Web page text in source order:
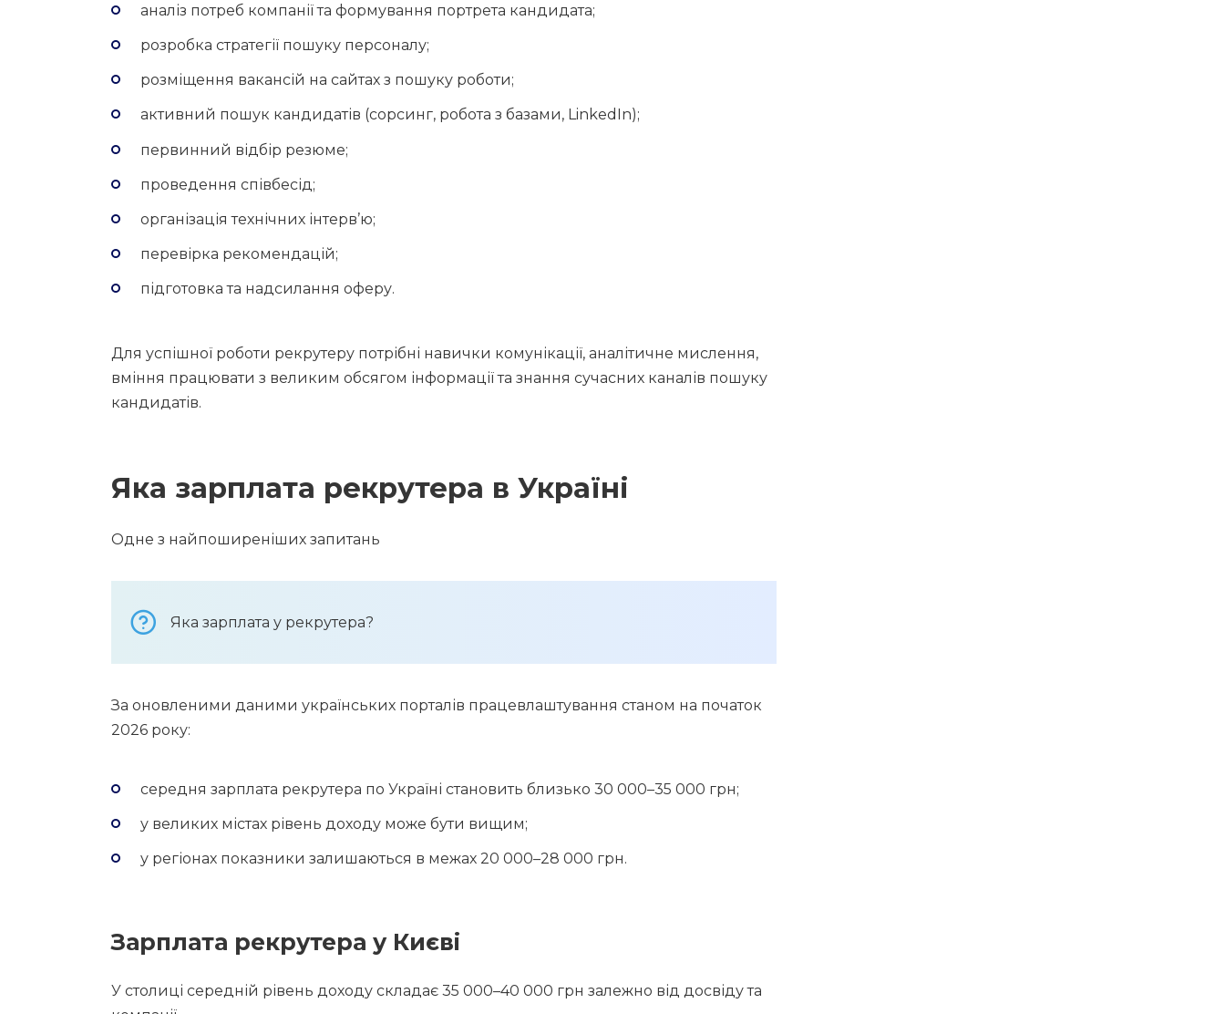
аналіз потреб компанії та формування портрета кандидата;
розробка стратегії пошуку персоналу;
розміщення вакансій на сайтах з пошуку роботи;
активний пошук кандидатів (сорсинг, робота з базами, LinkedIn);
первинний відбір резюме;
проведення співбесід;
організація технічних інтерв’ю;
перевірка рекомендацій;
підготовка та надсилання оферу.
Для успішної роботи рекрутеру потрібні навички комунікації, аналітичне мислення,
вміння працювати з великим обсягом інформації та знання сучасних каналів пошуку
кандидатів.
Яка зарплата рекрутера в Україні
Одне з найпоширеніших запитань
Яка зарплата у рекрутера?
За оновленими даними українських порталів працевлаштування станом на початок
2026 року:
середня зарплата рекрутера по Україні становить близько 30 000–35 000 грн;
у великих містах рівень доходу може бути вищим;
у регіонах показники залишаються в межах 20 000–28 000 грн.
Зарплата рекрутера у Києві
У столиці середній рівень доходу складає 35 000–40 000 грн залежно від досвіду та